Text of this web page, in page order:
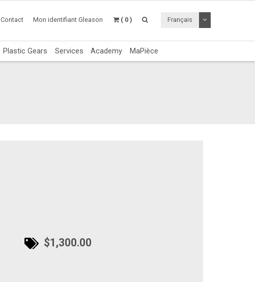
Contact Mon identifiant Gleason ( 0 ) Français Utiliser le menu
Plastic Gears Services Academy MaPièce
$1,300.00